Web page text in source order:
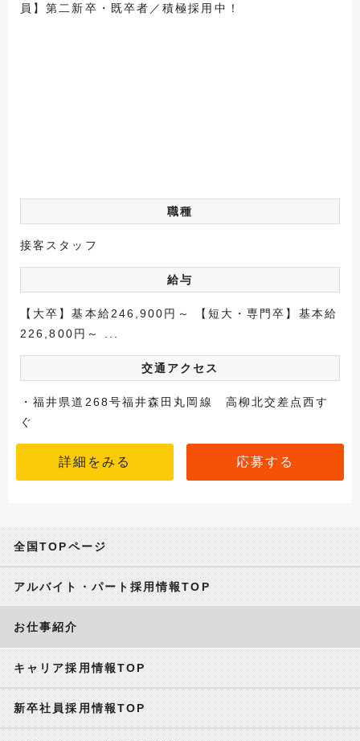
員】第二新卒・既卒者／積極採用中！
職種
接客スタッフ
給与
【大卒】基本給246,900円～ 【短大・専門卒】基本給
226,800円～ ...
交通アクセス
・福井県道268号福井森田丸岡線 高柳北交差点西す
ぐ
詳細をみる 応募する
全国TOPページ
アルバイト・パート採用情報TOP
お仕事紹介
キャリア採用情報TOP
新卒社員採用情報TOP